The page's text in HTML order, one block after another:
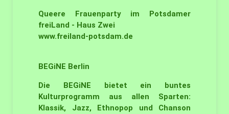
Queere Frauenparty im Potsdamer
freiLand - Haus Zwei
www.freiland-potsdam.de
BEGiNE Berlin
Die BEGiNE bietet ein buntes
Kulturprogramm aus allen Sparten:
Klassik, Jazz, Ethnopop und Chanson